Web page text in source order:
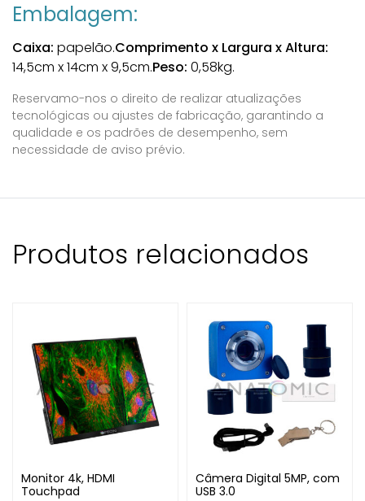
Embalagem:
Caixa: papelão.Comprimento x Largura x Altura:
14,5cm x 14cm x 9,5cm.Peso: 0,58kg.
Reservamo-nos o direito de realizar atualizações
tecnológicas ou ajustes de fabricação, garantindo a
qualidade e os padrões de desempenho, sem
necessidade de aviso prévio.
Produtos relacionados
Monitor 4k, HDMI
Touchpad
Câmera Digital 5MP, com
USB 3.0